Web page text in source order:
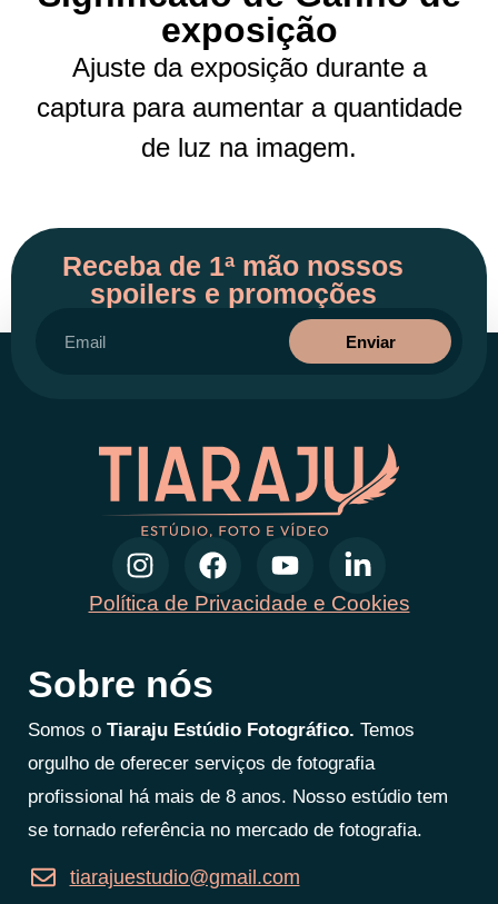
exposição
Ajuste da exposição durante a
captura para aumentar a quantidade
de luz na imagem.
Receba de 1ª mão nossos
spoilers e promoções
Enviar
Política de Privacidade e Cookies
Sobre nós
Somos o Tiaraju Estúdio Fotográfico. Temos
orgulho de oferecer serviços de fotografia
profissional há mais de 8 anos. Nosso estúdio tem
se tornado referência no mercado de fotografia.
tiarajuestudio@gmail.com